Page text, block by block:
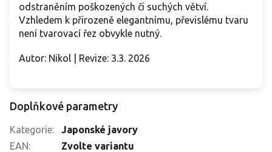
odstraněním poškozených či suchých větví.
Vzhledem k přirozeně elegantnímu, převislému tvaru
není tvarovací řez obvykle nutný.
Autor: Nikol | Revize: 3.3. 2026
Doplňkové parametry
Kategorie:
Japonské javory
EAN:
Zvolte variantu